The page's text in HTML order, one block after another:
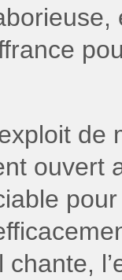
ouvert
chante,